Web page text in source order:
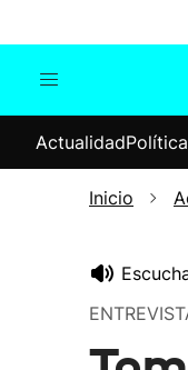
Internacional
ActualidadPolítica
Inicio